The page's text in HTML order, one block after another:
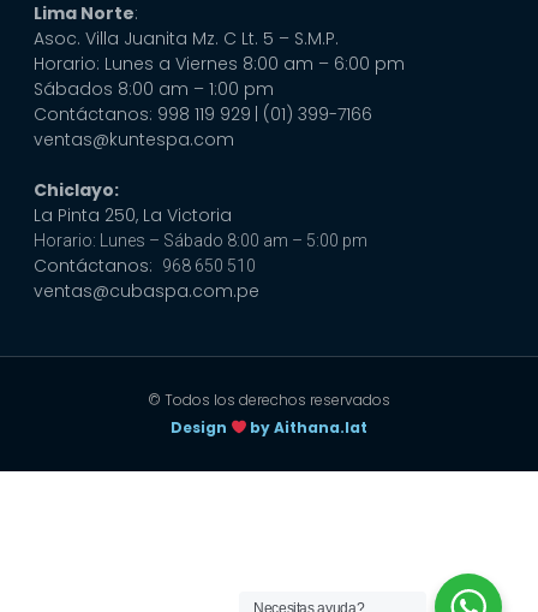
Lima Norte:
Asoc. Villa Juanita Mz. C Lt. 5 – S.M.P.
Horario: Lunes a Viernes 8:00 am – 6:00 pm
Sábados 8:00 am – 1:00 pm
Contáctanos: 998 119 929 | (01) 399-7166
ventas@kuntespa.com
Chiclayo:
La Pinta 250, La Victoria
Horario: Lunes – Sábado 8:00 am – 5:00 pm
Contáctanos: 968 650 510
ventas@cubaspa.com.pe
© Todos los derechos reservados
Design
by Aithana.lat
Necesitas ayuda?